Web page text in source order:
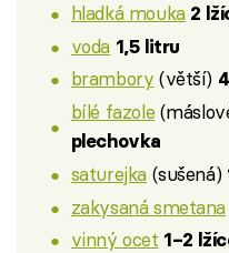
hladká mouka 2
voda 1,5 litru
brambory (větší)
bílé fazole
plechovka
saturejka(sušená)
zakysaná smetana
vinný ocet 1–2